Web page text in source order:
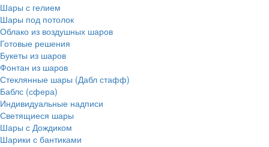
Шары с гелием
Шары под потолок
Облако из воздушных шаров
Готовые решения
Букеты из шаров
Фонтан из шаров
Стеклянные шары (Дабл стафф)
Баблс (сфера)
Индивидуальные надписи
Светящиеся шары
Шары с Дождиком
Шарики с бантиками